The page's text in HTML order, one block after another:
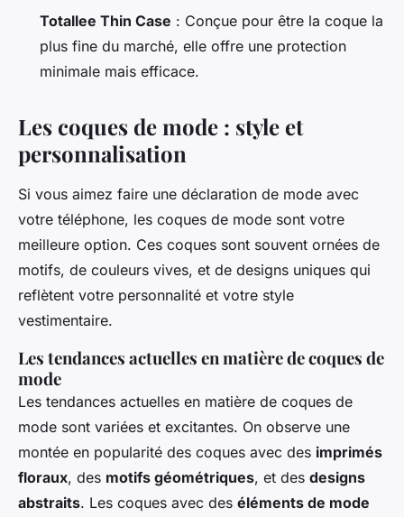
Totallee Thin Case : Conçue pour être la coque la
plus fine du marché, elle offre une protection
minimale mais efficace.
Les coques de mode : style et
personnalisation
Si vous aimez faire une déclaration de mode avec
votre téléphone, les coques de mode sont votre
meilleure option. Ces coques sont souvent ornées de
motifs, de couleurs vives, et de designs uniques qui
reflètent votre personnalité et votre style
vestimentaire.
Les tendances actuelles en matière de coques de
mode
Les tendances actuelles en matière de coques de
mode sont variées et excitantes. On observe une
montée en popularité des coques avec des imprimés
floraux, des motifs géométriques, et des designs
abstraits. Les coques avec des éléments de mode